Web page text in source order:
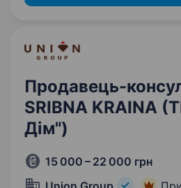
Продавець-
SRIBNA KRAINA
Дім")
15 000 – 22 000 грн